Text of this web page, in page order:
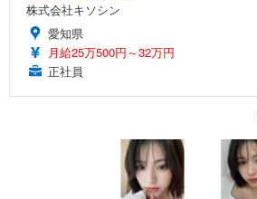
株式会社キソシン
愛知県
月給25万500円～32万円
正社員